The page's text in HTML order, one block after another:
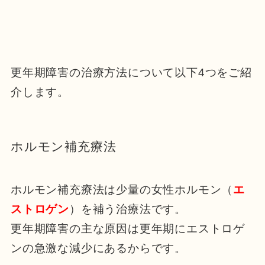
更年期障害の治療方法について以下4つをご紹
介します。
ホルモン補充療法
ホルモン補充療法は少量の女性ホルモン（ エ
ストロゲン）を補う治療法です。
更年期障害の主な原因は更年期にエストロゲ
ンの急激な減少にあるからです。